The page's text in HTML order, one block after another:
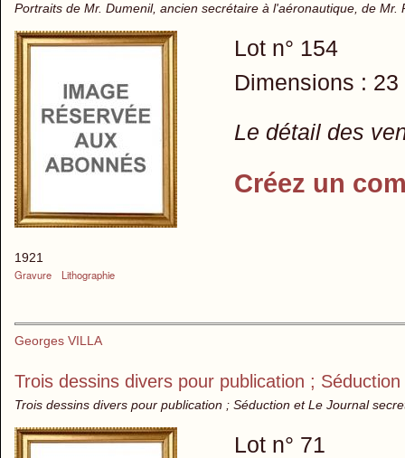
Portraits de Mr. Dumenil, ancien secrétaire à l'aéronautique, de
1921
Gravure
Lithographie
Lot n° 154
Dimensions :
Le détail des
Créez un
Georges VILLA
Trois dessins divers pour publication ;
Trois dessins divers pour publication ; Séduction et Le Journal
Lot n° 71